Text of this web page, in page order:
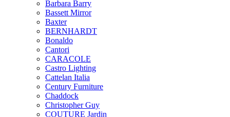
Barbara Barry
Bassett Mirror
Baxter
BERNHARDT
Bonaldo
Cantori
CARACOLE
Castro Lighting
Cattelan Italia
Century Furniture
Chaddock
Christopher Guy
COUTURE Jardin